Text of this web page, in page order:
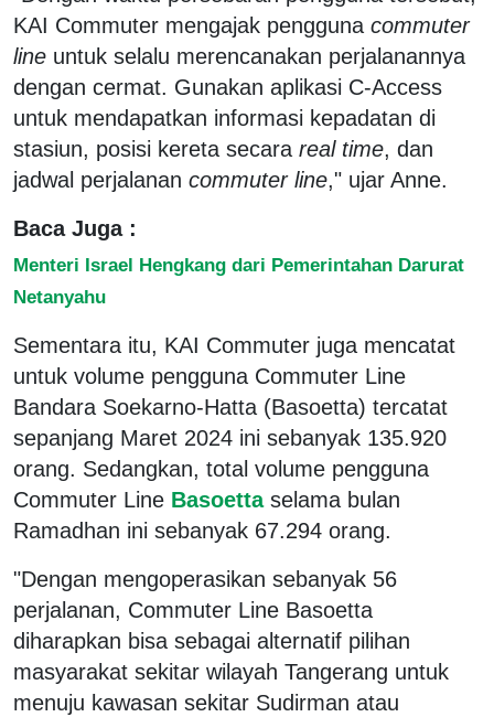
KAI Commuter mengajak pengguna commuter
line untuk selalu merencanakan perjalanannya
dengan cermat. Gunakan aplikasi C-Access
untuk mendapatkan informasi kepadatan di
stasiun, posisi kereta secara real time, dan
jadwal perjalanan commuter line," ujar Anne.
Baca Juga :
Menteri Israel Hengkang dari Pemerintahan Darurat
Netanyahu
Sementara itu, KAI Commuter juga mencatat
untuk volume pengguna Commuter Line
Bandara Soekarno-Hatta (Basoetta) tercatat
sepanjang Maret 2024 ini sebanyak 135.920
orang. Sedangkan, total volume pengguna
Commuter Line Basoetta selama bulan
Ramadhan ini sebanyak 67.294 orang.
"Dengan mengoperasikan sebanyak 56
perjalanan, Commuter Line Basoetta
diharapkan bisa sebagai alternatif pilihan
masyarakat sekitar wilayah Tangerang untuk
menuju kawasan sekitar Sudirman atau